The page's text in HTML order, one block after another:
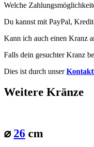
Welche
Du kannst mit PayPal,
Kann ich auch einen Kranz
Falls dein gesuchter Kranz
Dies ist durch unser
Weitere Kränze
⌀ 26 cm